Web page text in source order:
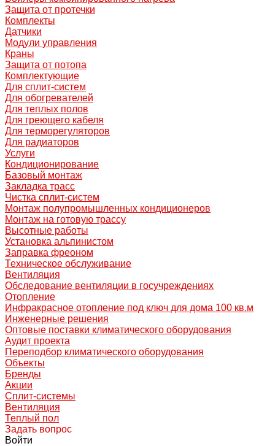
Защита от протечки
Комплекты
Датчики
Модули управления
Краны
Защита от потопа
Комплектующие
Для сплит-систем
Для обогревателей
Для теплых полов
Для греющего кабеля
Для терморегуляторов
Для радиаторов
Услуги
Кондиционирование
Базовый монтаж
Закладка трасс
Чистка сплит-систем
Монтаж полупромышленных кондиционеров
Монтаж на готовую трассу
Высотные работы
Установка альпинистом
Заправка фреоном
Техническое обслуживание
Вентиляция
Обследование вентиляции в госучреждениях
Отопление
Инфракрасное отопление под ключ для дома 100 кв.м
Инженерные решения
Оптовые поставки климатического оборудования
Аудит проекта
Переподбор климатического оборудования
Объекты
Бренды
Акции
Сплит-системы
Вентиляция
Теплый пол
Задать вопрос
Войти